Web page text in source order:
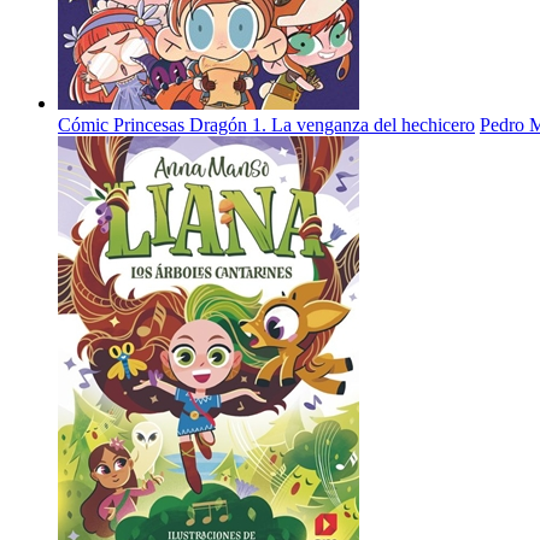
Cómic Princesas Dragón 1. La venganza del hechicero Pedro